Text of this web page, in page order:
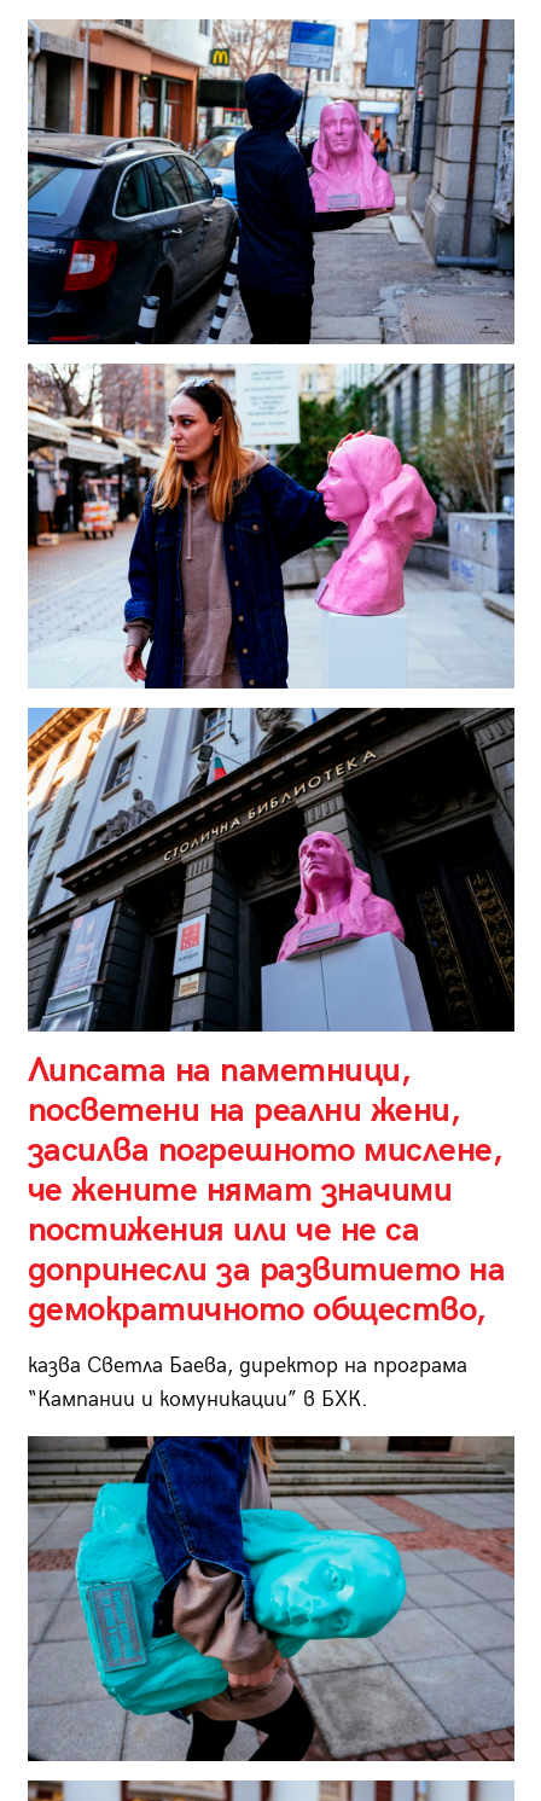
Липсата на паметници,
посветени на реални жени,
засилва погрешното мислене,
че жените нямат значими
постижения или че не са
допринесли за развитието на
демократичното общество,
казва Светла Баева, директор на програма
“Кампании и комуникации” в БХК.